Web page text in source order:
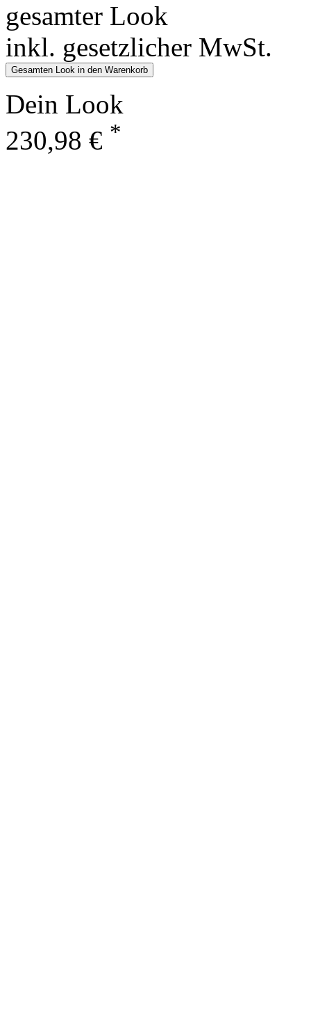
gesamter Look
inkl. gesetzlicher MwSt.
Gesamten Look in den Warenkorb
Dein Look
230,98 € *